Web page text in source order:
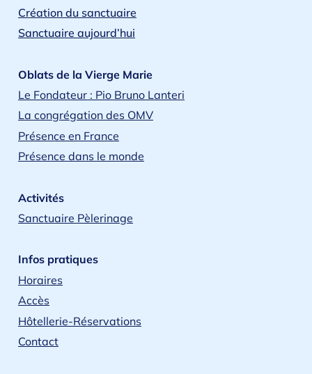
Création du sanctuaire
Sanctuaire aujourd’hui
Oblats de la Vierge Marie
Le Fondateur : Pio Bruno Lanteri
La congrégation des OMV
Présence en France
Présence dans le monde
Activités
Sanctuaire Pèlerinage
Infos pratiques
Horaires
Accès
Hôtellerie-Réservations
Contact